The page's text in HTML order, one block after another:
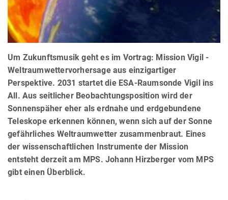
Um Zukunftsmusik geht es im Vortrag: Mission Vigil -
Weltraumwettervorhersage aus einzigartiger
Perspektive. 2031 startet die ESA-Raumsonde Vigil ins
All. Aus seitlicher Beobachtungsposition wird der
Sonnenspäher eher als erdnahe und erdgebundene
Teleskope erkennen können, wenn sich auf der Sonne
gefährliches Weltraumwetter zusammenbraut. Eines
der wissenschaftlichen Instrumente der Mission
entsteht derzeit am MPS. Johann Hirzberger vom MPS
gibt einen Überblick.